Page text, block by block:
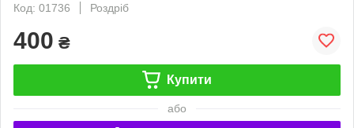
Код: 01736
Роздріб
400 ₴
Купити
або